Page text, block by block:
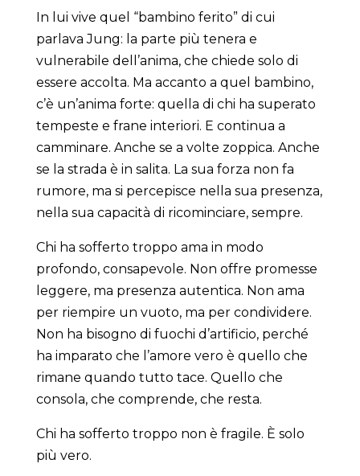
In lui vive quel “bambino ferito” di cui
parlava Jung: la parte più tenera e
vulnerabile dell’anima, che chiede solo di
essere accolta. Ma accanto a quel bambino,
c’è un’anima forte: quella di chi ha superato
tempeste e frane interiori. E continua a
camminare. Anche se a volte zoppica. Anche
se la strada è in salita. La sua forza non fa
rumore, ma si percepisce nella sua presenza,
nella sua capacità di ricominciare, sempre.
Chi ha sofferto troppo ama in modo
profondo, consapevole. Non offre promesse
leggere, ma presenza autentica. Non ama
per riempire un vuoto, ma per condividere.
Non ha bisogno di fuochi d’artificio, perché
ha imparato che l’amore vero è quello che
rimane quando tutto tace. Quello che
consola, che comprende, che resta.
Chi ha sofferto troppo non è fragile. È solo
più vero.